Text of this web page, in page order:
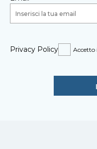
Privacy Policy Accetto